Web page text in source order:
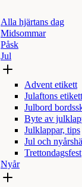
Alla hjärtans dag
Midsommar
Påsk
Jul
Advent etikett
Julaftons etikett
Julbord
Byte av
Julklappar, tips
Jul och
Trettondagsfest
Nyår